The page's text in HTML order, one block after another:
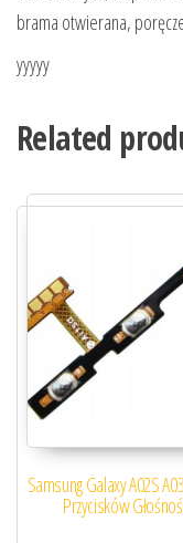
brama otwierana,
yyyyy
Related
Samsung Galaxy A02S
Przycisków